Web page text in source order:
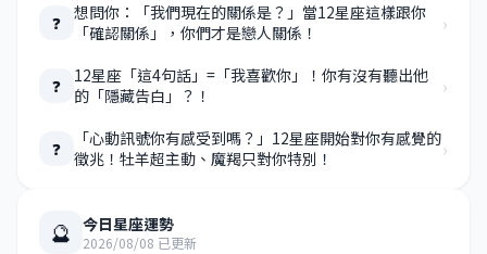
❓ 想問你：「我們現在的關係是？」當12星座這樣跟你
「確認關係」，你們才是戀人關係！
›
❓
12星座「這4句話」=「我喜歡你」！你有沒有聽出他
的「隱藏告白」？！
›
❓
「心動訊號你有感受到嗎？」12星座開始對你有感覺的
徵兆！牡羊超主動、魔羯只對你特別！
›
🔮 今日星座運勢
2026/08/08 已更新